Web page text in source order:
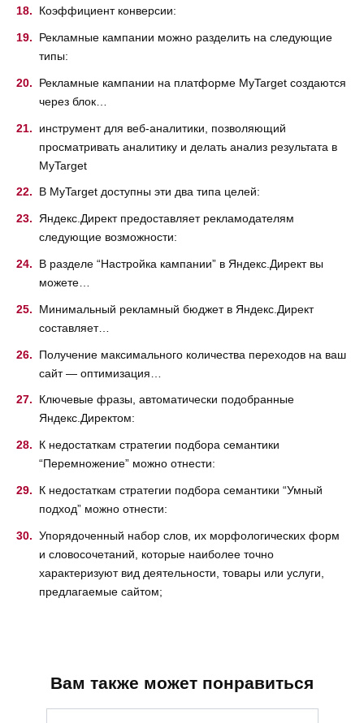
Коэффициент конверсии:
Рекламные кампании можно разделить на следующие
типы:
Рекламные кампании на платформе MyTarget создаются
через блок…
инструмент для веб-аналитики, позволяющий
просматривать аналитику и делать анализ результата в
MyTarget
В MyTarget доступны эти два типа целей:
Яндекс.Директ предоставляет рекламодателям
следующие возможности:
В разделе “Настройка кампании” в Яндекс.Директ вы
можете…
Минимальный рекламный бюджет в Яндекс.Директ
составляет…
Получение максимального количества переходов на ваш
сайт — оптимизация…
Ключевые фразы, автоматически подобранные
Яндекс.Директом:
К недостаткам стратегии подбора семантики
“Перемножение” можно отнести:
К недостаткам стратегии подбора семантики “Умный
подход” можно отнести:
Упорядоченный набор слов, их морфологических форм
и словосочетаний, которые наиболее точно
характеризуют вид деятельности, товары или услуги,
предлагаемые сайтом;
Вам также может понравиться